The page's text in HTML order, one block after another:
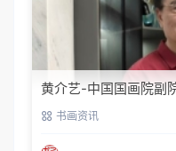
黄介艺-中国国画院副
席 书画资讯